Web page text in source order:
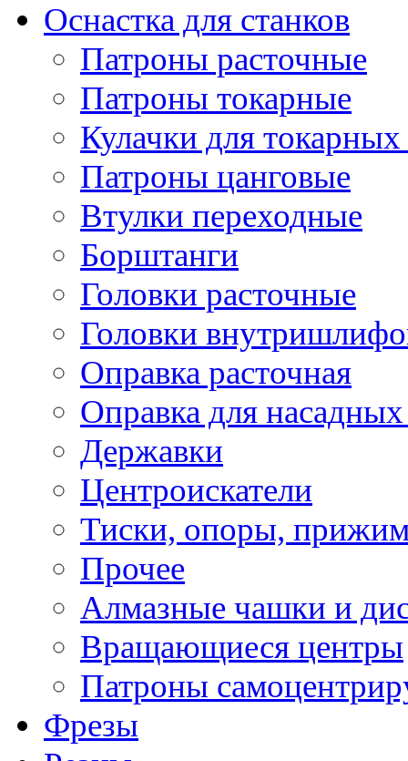
Оснастка для станков
Патроны расточные
Патроны токарные
Кулачки для
Патроны цанговые
Втулки переходные
Борштанги
Головки расточные
Головки
Оправка расточная
Оправка для
Державки
Центроискатели
Тиски, опоры,
Прочее
Алмазные чашки и
Вращающиеся центры
Патроны
Фрезы